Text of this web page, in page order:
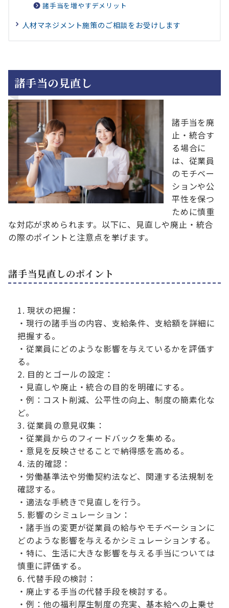
諸手当を増やすデメリット
人材マネジメント施策のご相談をお受けします
諸手当の見直し
諸手当を廃
止・統合す
る場合に
は、従業員
のモチベー
ションや公
平性を保つ
ために慎重
な対応が求められます。以下に、見直しや廃止・統合
の際のポイントと注意点を挙げます。
諸手当見直しのポイント
現状の把握：
・現行の諸手当の内容、支給条件、支給額を詳細に
把握する。
・従業員にどのような影響を与えているかを評価す
る。
目的とゴールの設定：
・見直しや廃止・統合の目的を明確にする。
・例：コスト削減、公平性の向上、制度の簡素化な
ど。
従業員の意見収集：
・従業員からのフィードバックを集める。
・意見を反映させることで納得感を高める。
法的確認：
・労働基準法や労働契約法など、関連する法規制を
確認する。
・適法な手続きで見直しを行う。
影響のシミュレーション：
・諸手当の変更が従業員の給与やモチベーションに
どのような影響を与えるかシミュレーションする。
・特に、生活に大きな影響を与える手当については
慎重に評価する。
代替手段の検討：
・廃止する手当の代替手段を検討する。
・例：他の福利厚生制度の充実、基本給への上乗せ